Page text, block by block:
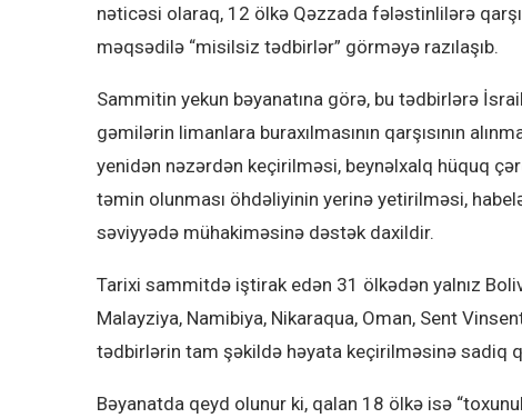
nəticəsi olaraq, 12 ölkə Qəzzada fələstinlilərə qarşı
məqsədilə “misilsiz tədbirlər” görməyə razılaşıb.
Sammitin yekun bəyanatına görə, bu tədbirlərə
gəmilərin limanlara buraxılmasının qarşısının
yenidən nəzərdən keçirilməsi, beynəlxalq hüquq
təmin olunması öhdəliyinin yerinə yetirilməsi,
səviyyədə mühakiməsinə dəstək daxildir.
Tarixi sammitdə iştirak edən 31 ölkədən yalnız
Malayziya, Namibiya, Nikaraqua, Oman, Sent
tədbirlərin tam şəkildə həyata keçirilməsinə sadiq
Bəyanatda qeyd olunur ki, qalan 18 ölkə isə